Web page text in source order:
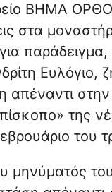
ΒΗΜΑ
στα
Ευλόγιο,
απέναντι
της
του
μηνύματός